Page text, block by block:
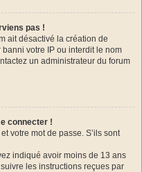
pas !
ait désactivé la création de
votre IP ou interdit le nom
un administrateur du forum
connecter !
votre mot de passe. S’ils sont
indiqué avoir moins de 13 ans
les instructions reçues par